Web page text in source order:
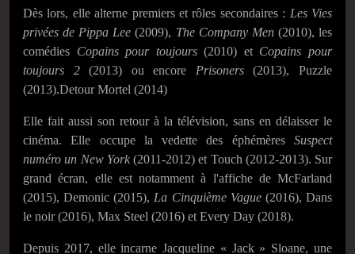
Dès lors, elle alterne premiers et rôles secondaires : Les Vies
privées de Pippa Lee (2009), The Company Men(2010), les
comédies Copains pour toujours(2010) et Copains pour
toujours 2(2013) ou encore Prisoners(2013), Puzzle
(2013).Detour Mortel (2014)
Elle fait aussi son retour à la télévision, sans en délaisser le
cinéma. Elle occupe la vedette des éphémères Suspect
numéro un New York(2011-2012) et Touch (2012-2013). Sur
grand écran, elle est notamment à l'affiche de McFarland
(2015), Demonic (2015), La Cinquième Vague(2016), Dans
le noir (2016), Max Steel (2016) et Every Day (2018).
Depuis 2017, elle incarne Jacqueline « Jack » Sloane, une